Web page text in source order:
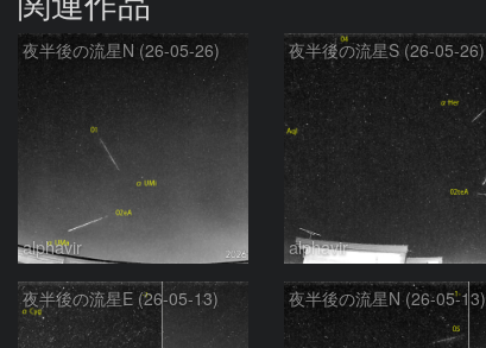
夜半後の流星N (26-05-26)
alphavir
夜半後の流星S (26-05-26)
alphavir
夜半後の流星E (26-05-13) 夜半後の流星N (26-05-13)